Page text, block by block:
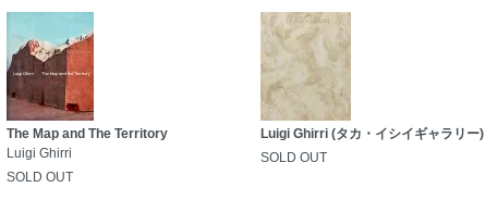
The Map and The Territory
Luigi Ghirri
SOLD OUT
Luigi Ghirri (タカ・イシイギャラリー)
SOLD OUT